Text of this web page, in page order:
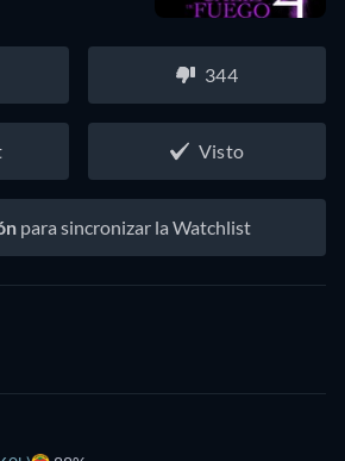
344
Visto
para sincronizar la Watchlist